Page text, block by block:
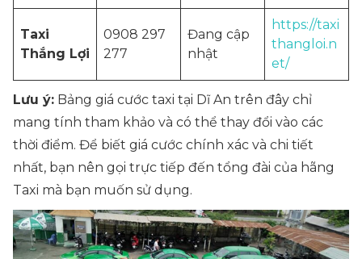
Taxi
Thắng Lợi
0908 297
277
Đang cập
nhật
https://taxi
thangloi.n
et/
Lưu ý: Bảng giá cước taxi tại Dĩ An trên đây chỉ
mang tính tham khảo và có thể thay đổi vào các
thời điểm. Để biết giá cước chính xác và chi tiết
nhất, bạn nên gọi trực tiếp đến tổng đài của hãng
Taxi mà bạn muốn sử dụng.